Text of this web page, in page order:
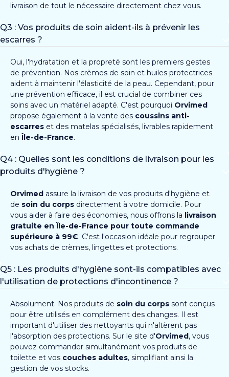
livraison de tout le nécessaire directement chez vous.
Q3 : Vos produits de soin aident-ils à prévenir les
escarres ?
Oui, l'hydratation et la propreté sont les premiers gestes
de prévention. Nos crèmes de soin et huiles protectrices
aident à maintenir l'élasticité de la peau. Cependant, pour
une prévention efficace, il est crucial de combiner ces
soins avec un matériel adapté. C'est pourquoi Orvimed
propose également à la vente des coussins anti-
escarres et des matelas spécialisés, livrables rapidement
enÎle-de-France.
Q4 : Quelles sont les conditions de livraison pour les
produits d'hygiène ?
Orvimed assure la livraison de vos produits d'hygiène et
de soin du corps directement à votre domicile. Pour
vous aider à faire des économies, nous offrons la livraison
gratuite en Île-de-France pour toute commande
supérieure à 99€. C'est l'occasion idéale pour regrouper
vos achats de crèmes, lingettes et protections.
Q5 : Les produits d'hygiène sont-ils compatibles avec
l'utilisation de protections d'incontinence ?
Absolument. Nos produits de soin du corps sont conçus
pour être utilisés en complément des changes. Il est
important d'utiliser des nettoyants qui n'altèrent pas
l'absorption des protections. Sur le site d'Orvimed, vous
pouvez commander simultanément vos produits de
toilette et vos couches adultes, simplifiant ainsi la
gestion de vos stocks.